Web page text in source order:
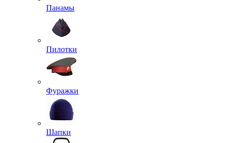
Треккинговые ботинки, кеды
Валеши
Сапоги
Сланцы